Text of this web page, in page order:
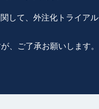
して、外注化トライアル
、ご了承お願いします。